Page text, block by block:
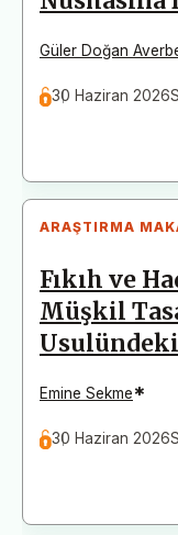
Güler Doğan
30 Haziran 2026
ARAŞTIRMA
Fıkıh ve
Müşkil
Usulündeki
Emine Sekme*
30 Haziran 2026